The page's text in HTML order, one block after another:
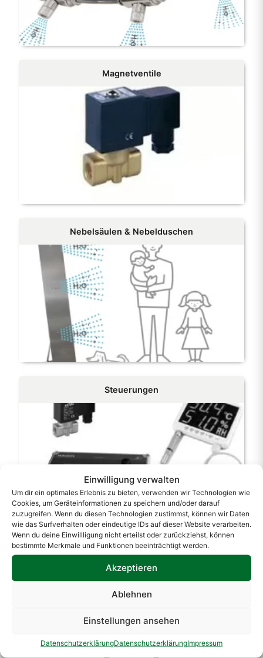
Einwilligung verwalten
Um dir ein optimales Erlebnis zu bieten, verwenden wir Technologien wie
Cookies, um Geräteinformationen zu speichern und/oder darauf
zuzugreifen. Wenn du diesen Technologien zustimmst, können wir Daten
wie das Surfverhalten oder eindeutige IDs auf dieser Website verarbeiten.
Wenn du deine Einwillligung nicht erteilst oder zurückziehst, können
bestimmte Merkmale und Funktionen beeinträchtigt werden.
Akzeptieren
Ablehnen
Einstellungen ansehen
DatenschutzerklärungDatenschutzerklärungImpressum
Magnetventile
Nebelsäulen & Nebelduschen
Steuerungen